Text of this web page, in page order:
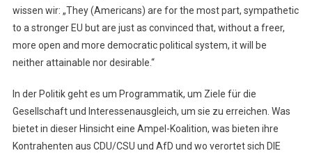
wissen wir: „They (Americans) are for the most part, sympathetic
to a stronger EU but are just as convinced that, without a freer,
more open and more democratic political system, it will be
neither attainable nor desirable.“
In der Politik geht es um Programmatik, um Ziele für die
Gesellschaft und Interessenausgleich, um sie zu erreichen. Was
bietet in dieser Hinsicht eine Ampel-Koalition, was bieten ihre
Kontrahenten aus CDU/CSU und AfD und wo verortet sich DIE